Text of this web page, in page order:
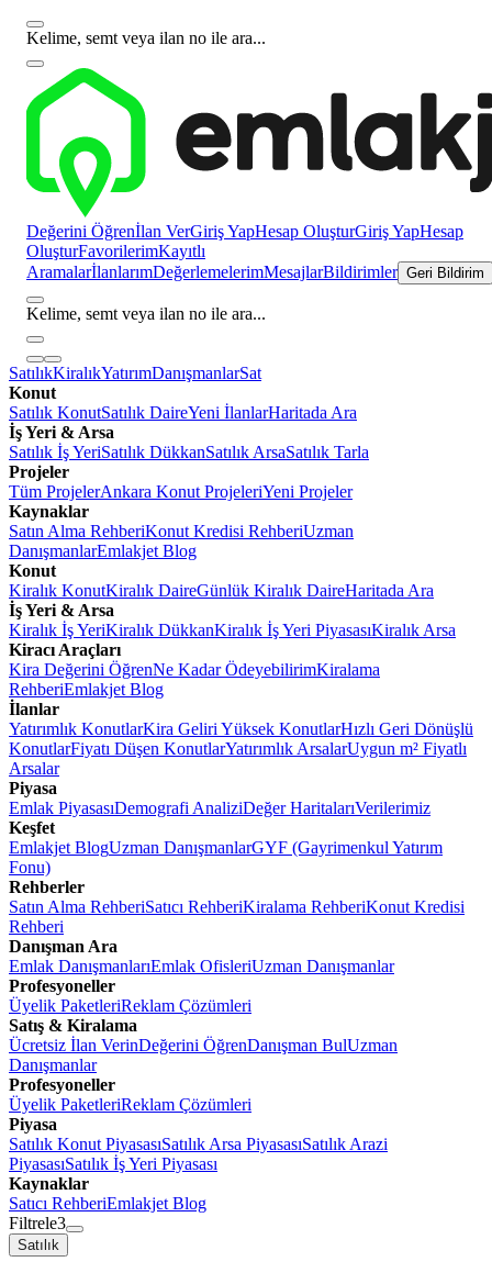
Kelime, semt veya ilan no ile ara...
Değerini Öğrenİlan VerGiriş YapHesap OluşturGiriş YapHesap
OluşturFavorilerimKayıtlı
AramalarİlanlarımDeğerlemelerimMesajlarBildirimler Geri Bildirim
Kelime, semt veya ilan no ile ara...
SatılıkKiralıkYatırımDanışmanlarSat
Konut
Satılık KonutSatılık DaireYeni İlanlarHaritada Ara
İş Yeri & Arsa
Satılık İş YeriSatılık DükkanSatılık ArsaSatılık Tarla
Projeler
Tüm ProjelerAnkara Konut ProjeleriYeni Projeler
Kaynaklar
Satın Alma RehberiKonut Kredisi RehberiUzman
DanışmanlarEmlakjet Blog
Konut
Kiralık KonutKiralık DaireGünlük Kiralık DaireHaritada Ara
İş Yeri & Arsa
Kiralık İş YeriKiralık DükkanKiralık İş Yeri PiyasasıKiralık Arsa
Kiracı Araçları
Kira Değerini ÖğrenNe Kadar ÖdeyebilirimKiralama
RehberiEmlakjet Blog
İlanlar
Yatırımlık KonutlarKira Geliri Yüksek KonutlarHızlı Geri Dönüşlü
KonutlarFiyatı Düşen KonutlarYatırımlık ArsalarUygun m² Fiyatlı
Arsalar
Piyasa
Emlak PiyasasıDemografi AnaliziDeğer HaritalarıVerilerimiz
Keşfet
Emlakjet BlogUzman DanışmanlarGYF (Gayrimenkul Yatırım
Fonu)
Rehberler
Satın Alma RehberiSatıcı RehberiKiralama RehberiKonut Kredisi
Rehberi
Danışman Ara
Emlak DanışmanlarıEmlak OfisleriUzman Danışmanlar
Profesyoneller
Üyelik PaketleriReklam Çözümleri
Satış & Kiralama
Ücretsiz İlan VerinDeğerini ÖğrenDanışman BulUzman
Danışmanlar
Profesyoneller
Üyelik PaketleriReklam Çözümleri
Piyasa
Satılık Konut PiyasasıSatılık Arsa PiyasasıSatılık Arazi
PiyasasıSatılık İş Yeri Piyasası
Kaynaklar
Satıcı RehberiEmlakjet Blog
Filtrele3
Satılık